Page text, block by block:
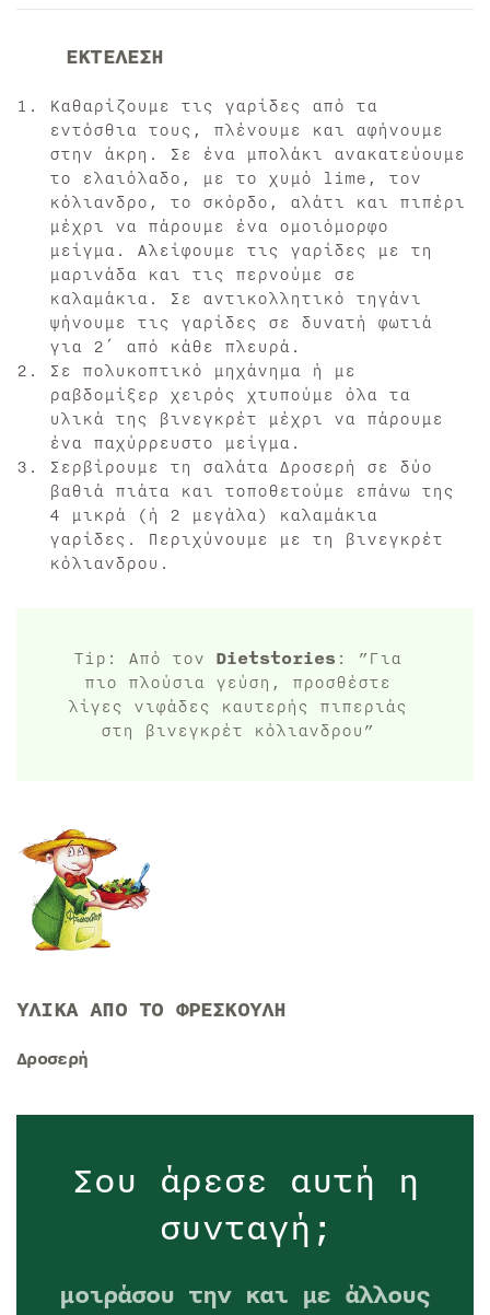
ΕΚΤΕΛΕΣΗ
Καθαρίζουμε τις γαρίδες από τα
εντόσθια τους, πλένουμε και αφήνουμε
στην άκρη. Σε ένα μπολάκι ανακατεύουμε
το ελαιόλαδο, με το χυμό lime, τον
κόλιανδρο, το σκόρδο, αλάτι και πιπέρι
μέχρι να πάρουμε ένα ομοιόμορφο
μείγμα. Αλείφουμε τις γαρίδες με τη
μαρινάδα και τις περνούμε σε
καλαμάκια. Σε αντικολλητικό τηγάνι
ψήνουμε τις γαρίδες σε δυνατή φωτιά
για 2′ από κάθε πλευρά.
Σε πολυκοπτικό μηχάνημα ή με
ραβδομίξερ χειρός χτυπούμε όλα τα
υλικά της βινεγκρέτ μέχρι να πάρουμε
ένα παχύρρευστο μείγμα.
Σερβίρουμε τη σαλάτα Δροσερή σε δύο
βαθιά πιάτα και τοποθετούμε επάνω της
4 μικρά (ή 2 μεγάλα) καλαμάκια
γαρίδες. Περιχύνουμε με τη βινεγκρέτ
κόλιανδρου.
Tip: Από τον Dietstories : ”Για
πιο πλούσια γεύση, προσθέστε
λίγες νιφάδες καυτερής πιπεριάς
στη βινεγκρέτ κόλιανδρου”
ΥΛΙΚΑ ΑΠΟ ΤΟ ΦΡΕΣΚΟΥΛΗ
Δροσερή
Σου άρεσε αυτή η
συνταγή;
μοιράσου την και με άλλους